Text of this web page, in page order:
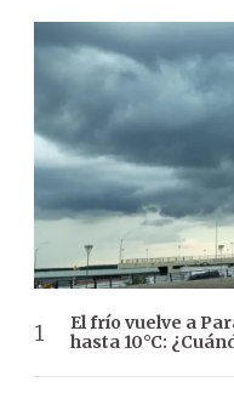
El frío vuelve a
hasta 10°C: